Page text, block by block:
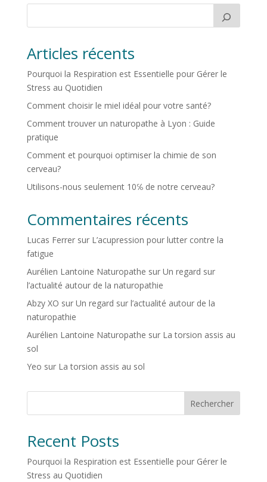
Articles récents
Pourquoi la Respiration est Essentielle pour Gérer le
Stress au Quotidien
Comment choisir le miel idéal pour votre santé?
Comment trouver un naturopathe à Lyon : Guide
pratique
Comment et pourquoi optimiser la chimie de son
cerveau?
Utilisons-nous seulement 10℅ de notre cerveau?
Commentaires récents
Lucas Ferrersur L’acupression pour lutter contre la
fatigue
Aurélien Lantoine Naturopathe sur Un regard sur
l’actualité autour de la naturopathie
Abzy XO sur Un regard sur l’actualité autour de la
naturopathie
Aurélien Lantoine Naturopathe sur La torsion assis au
sol
Yeo sur La torsion assis au sol
Rechercher
Recent Posts
Pourquoi la Respiration est Essentielle pour Gérer le
Stress au Quotidien